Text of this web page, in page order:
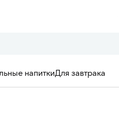
напиткиДля завтрака